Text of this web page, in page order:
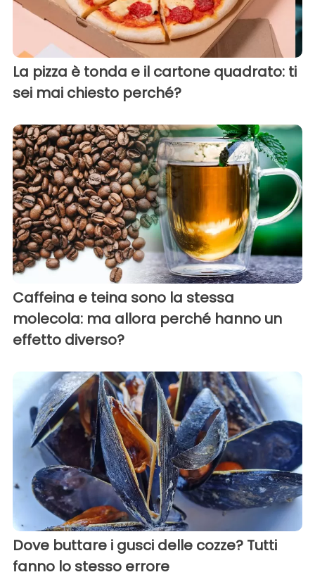
La pizza è tonda e il cartone quadrato: ti
sei mai chiesto perché?
Caffeina e teina sono la stessa
molecola: ma allora perché hanno un
effetto diverso?
Dove buttare i gusci delle cozze? Tutti
fanno lo stesso errore